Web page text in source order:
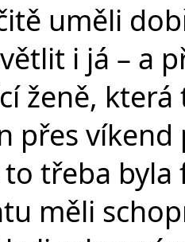
uměli
i já – a
ženě,
přes víkend
třeba
měli